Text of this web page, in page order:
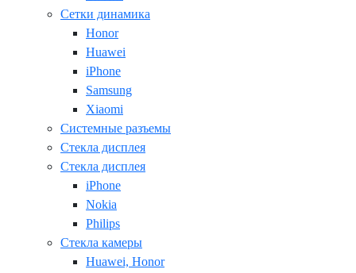
Сетки динамика
Honor
Huawei
iPhone
Samsung
Xiaomi
Системные разъемы
Стекла дисплея
Стекла дисплея
iPhone
Nokia
Philips
Стекла камеры
Huawei, Honor